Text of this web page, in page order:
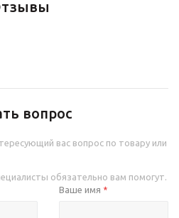
вопрос
вас вопрос по товару или
обязательно вам помогут.
Ваше имя *